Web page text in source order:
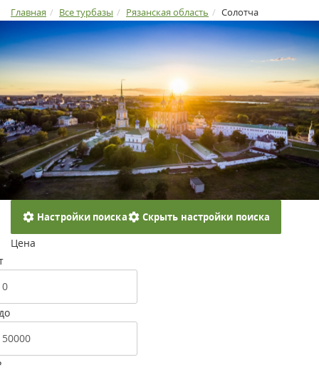
Главная Все турбазы Рязанская область Солотча
Настройки поиска Скрыть настройки поиска
Цена